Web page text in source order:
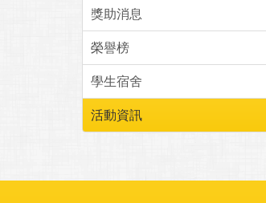
獎助消息
榮譽榜
學生宿舍
活動資訊